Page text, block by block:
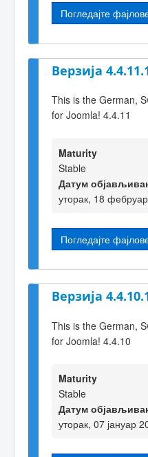
Погледајте
Верзија
This is the German,
for Joomla! 4.4.11
Maturity
Stable
Датум
уторак, 18
Погледајте
Верзија
This is the German,
for Joomla! 4.4.10
Maturity
Stable
Датум
уторак, 07 јануар